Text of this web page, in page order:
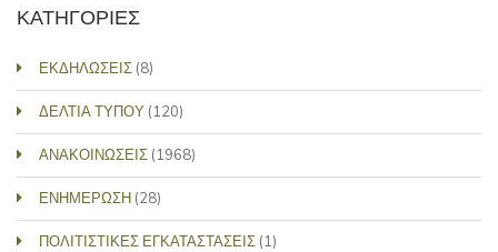
ΚΑΤΗΓΟΡΙΕΣ
ΕΚΔΗΛΩΣΕΙΣ (8)
ΔΕΛΤΙΑ ΤΥΠΟΥ (120)
ΑΝΑΚΟΙΝΩΣΕΙΣ (1968)
ΕΝΗΜΕΡΩΣΗ (28)
ΠΟΛΙΤΙΣΤΙΚΕΣ ΕΓΚΑΤΑΣΤΑΣΕΙΣ (1)